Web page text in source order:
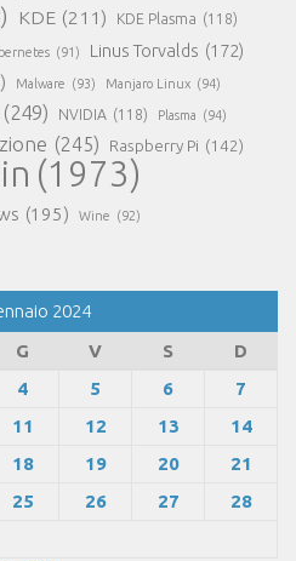
KDE (211) KDE Plasma (118)
(91) Linus Torvalds (172)
Malware (93) Manjaro Linux (94)
(249) NVIDIA (118) Plasma (94)
(245) Raspberry Pi (142)
(1973)
(195) Wine (92)
2024
G V S
D
4 5 6
7
11 12 13
14
18 19 20
21
25 26 27
28